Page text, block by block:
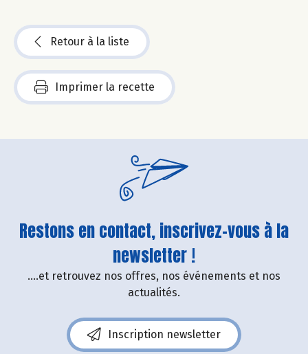
Retour à la liste
Imprimer la recette
Restons en contact, inscrivez-vous à la
newsletter !
....et retrouvez nos offres, nos événements et nos
actualités.
Inscription newsletter